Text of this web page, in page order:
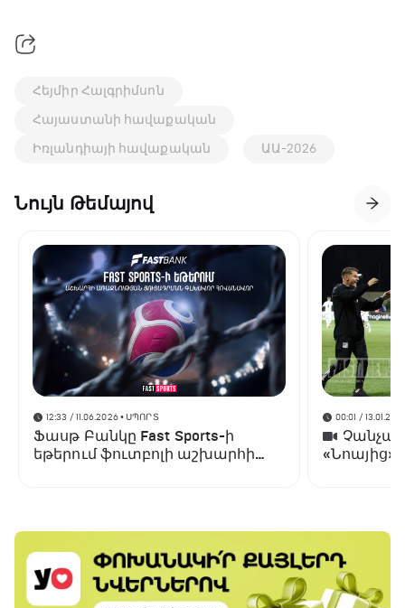
Հեյմիր Հալգրիմսոն
Հայաստանի հավաքական
Իռլանդիայի հավաքական
ԱԱ-2026
Նույն Թեմայով
12:33 / 11.06.2026• ՍՊՈՐՏ
Ֆասթ Բանկը Fast Sports-ի
եթերում ֆուտբոլի աշխարհի
00:01 /
«Նոայից»